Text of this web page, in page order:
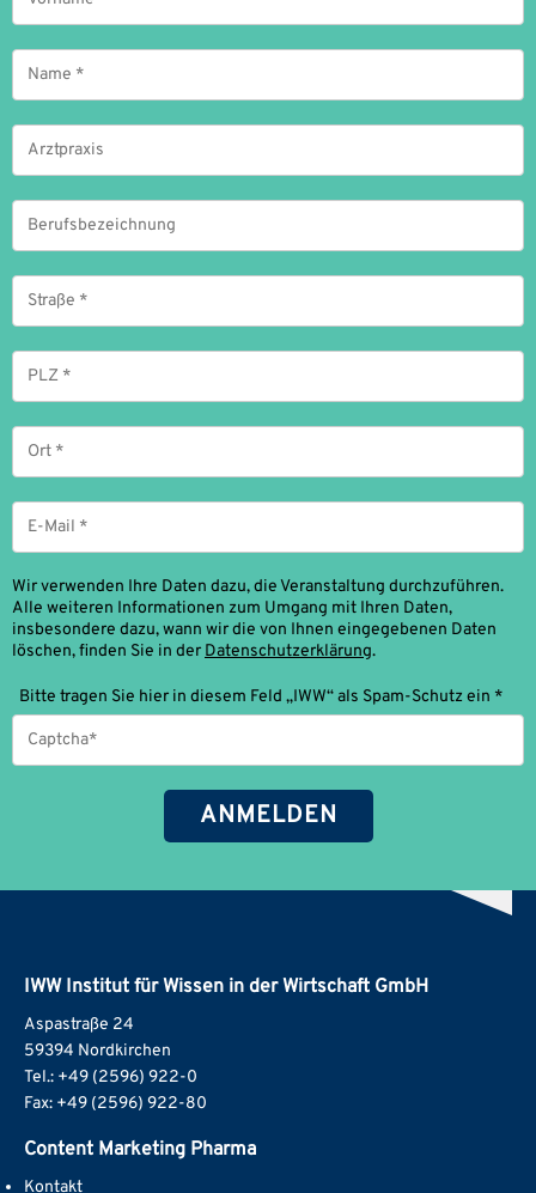
Mail
*
Wir verwenden Ihre Daten dazu, die Veranstaltung durchzuführen.
Alle weiteren Informationen zum Umgang mit Ihren Daten,
insbesondere dazu, wann wir die von Ihnen eingegebenen Daten
löschen, finden Sie in der Datenschutzerklärung.
Bitte tragen Sie hier in diesem Feld „IWW“ als Spam-Schutz ein *
IWW Institut für Wissen in der Wirtschaft GmbH
Aspastraße 24
59394 Nordkirchen
Tel.: +49 (2596) 922-0
Fax: +49 (2596) 922-80
Content Marketing Pharma
Kontakt